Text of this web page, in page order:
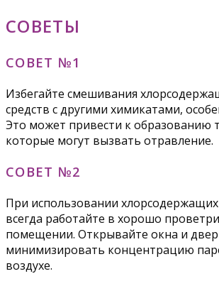
СОВЕТЫ
СОВЕТ №1
Избегайте смешивания
средств с другими химикатами,
Это может привести к образованию
которые могут вызвать отравление.
СОВЕТ №2
При использовании
всегда работайте в хорошо
помещении. Открывайте окна и
минимизировать концентрацию
воздухе.